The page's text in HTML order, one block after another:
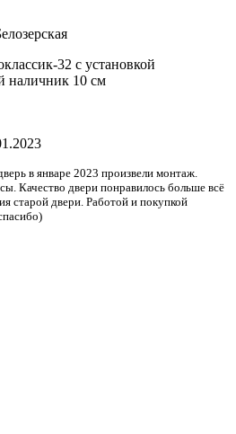
32 с установкой
наличник 10 см
в январе 2023 произвели монтаж.
Качество двери понравилось больше всё
старой двери. Работой и покупкой